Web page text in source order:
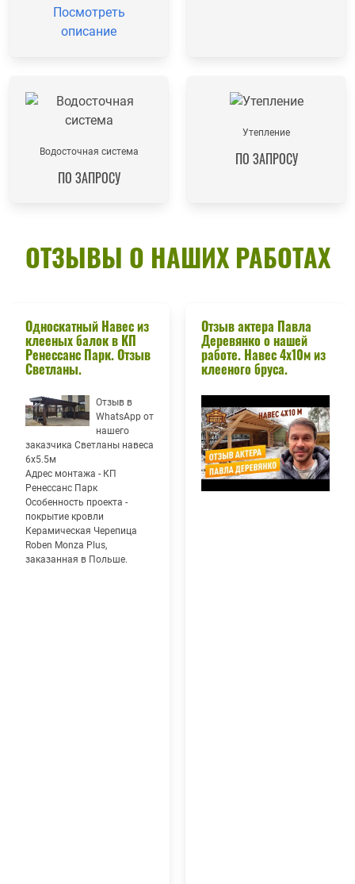
Посмотреть
описание
Водосточная система
ПО ЗАПРОСУ
Утепление
ПО ЗАПРОСУ
ОТЗЫВЫ О НАШИХ РАБОТАХ
Односкатный Навес из
клееных балок в КП
Ренессанс Парк. Отзыв
Светланы.
Отзыв в
WhatsApp от
нашего
заказчика Светланы навеса
6х5.5м
Адрес монтажа - КП
Ренессанс Парк
Особенность проекта -
покрытие кровли
Керамическая Черепица
Roben Monza Plus,
заказанная в Польше.
Отзыв актера Павла
Деревянко о нашей
работе. Навес 4х10м из
клееного бруса.